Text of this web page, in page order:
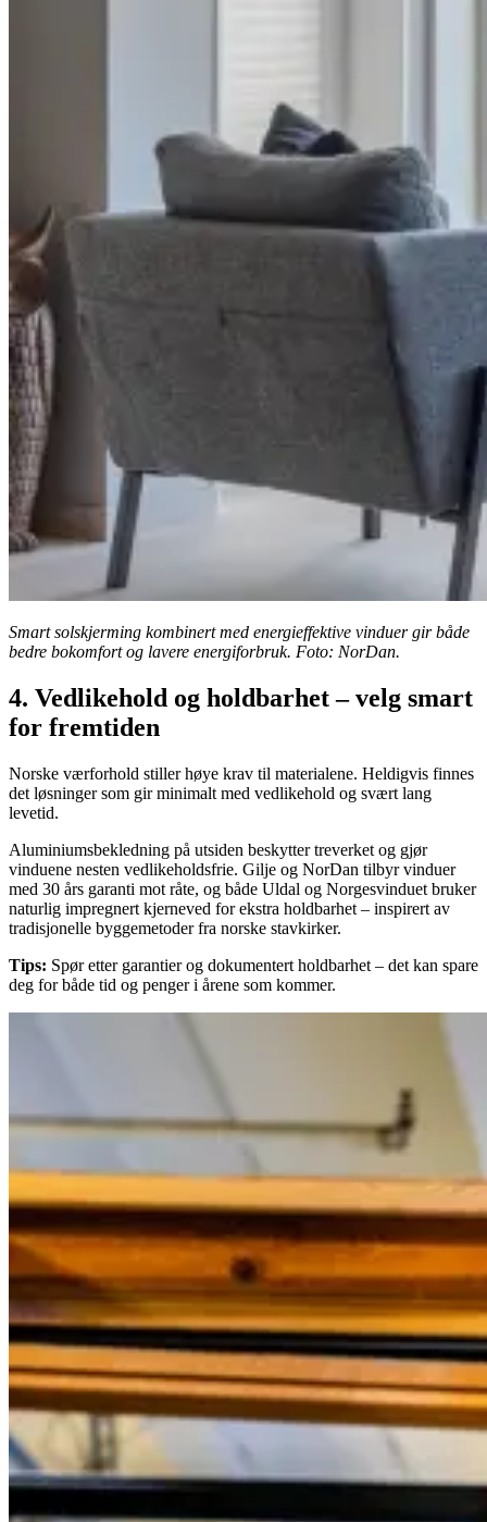
Smart solskjerming kombinert med energieffektive vinduer gir både
bedre bokomfort og lavere energiforbruk. Foto: NorDan.
4. Vedlikehold og holdbarhet – velg smart
for fremtiden
Norske værforhold stiller høye krav til materialene. Heldigvis finnes
det løsninger som gir minimalt med vedlikehold og svært lang
levetid.
Aluminiumsbekledning på utsiden beskytter treverket og gjør
vinduene nesten vedlikeholdsfrie. Gilje og NorDan tilbyr vinduer
med 30 års garanti mot råte, og både Uldal og Norgesvinduet bruker
naturlig impregnert kjerneved for ekstra holdbarhet – inspirert av
tradisjonelle byggemetoder fra norske stavkirker.
Tips: Spør etter garantier og dokumentert holdbarhet – det kan spare
deg for både tid og penger i årene som kommer.